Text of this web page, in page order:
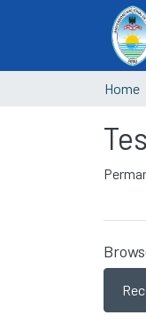
Home